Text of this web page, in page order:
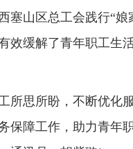
塞山区总工会践行“
缓解了青年职工生
所思所盼，不断优化
保障工作，助力青年